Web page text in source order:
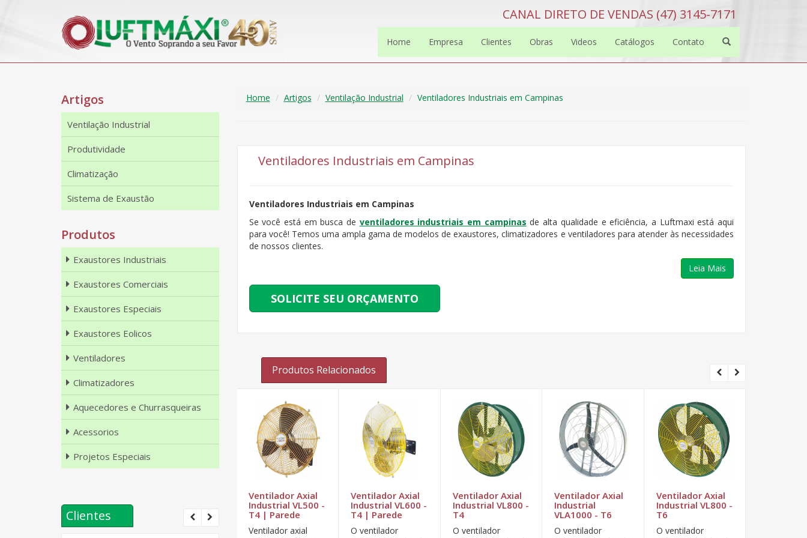
CANAL DIRETO DE VENDAS (47) 3145-7171
Home Empresa Clientes Obras Videos Catálogos Contato
Home Artigos Ventilação Industrial Ventiladores Industriais em Campinas
Ventiladores Industriais em Campinas
Ventiladores Industriais em Campinas
Se você está em busca de ventiladores industriais em campinas de alta qualidade e eficiência, a Luftmaxi está aqui
para você! Temos uma ampla gama de modelos de exaustores, climatizadores e ventiladores para atender às necessidades
de nossos clientes.
Leia Mais
SOLICITE SEU ORÇAMENTO
Produtos Relacionados
Industrial
VLI1000 - T4
O ventilador
VLS1000 - T6
Ventilador Axial
Industrial VL500 -
T4 | Parede
Ventilador axial
Ventilador Axial
Industrial VL600 -
T4 | Parede
O ventilador
Ventilador Axial
Industrial VL800 -
T4
O ventilador
Ventilador Axial
Industrial
VLA1000 - T6
O ventilador
Ventilador Axial
Industrial VL800 -
T6
O ventilador
Artigos
Ventilação Industrial
Produtividade
Climatização
Sistema de Exaustão
Produtos
Exaustores Industriais
Exaustores Comerciais
Exaustores Especiais
Exaustores Eolicos
Ventiladores
Climatizadores
Aquecedores e Churrasqueiras
Acessorios
Projetos Especiais
Clientes